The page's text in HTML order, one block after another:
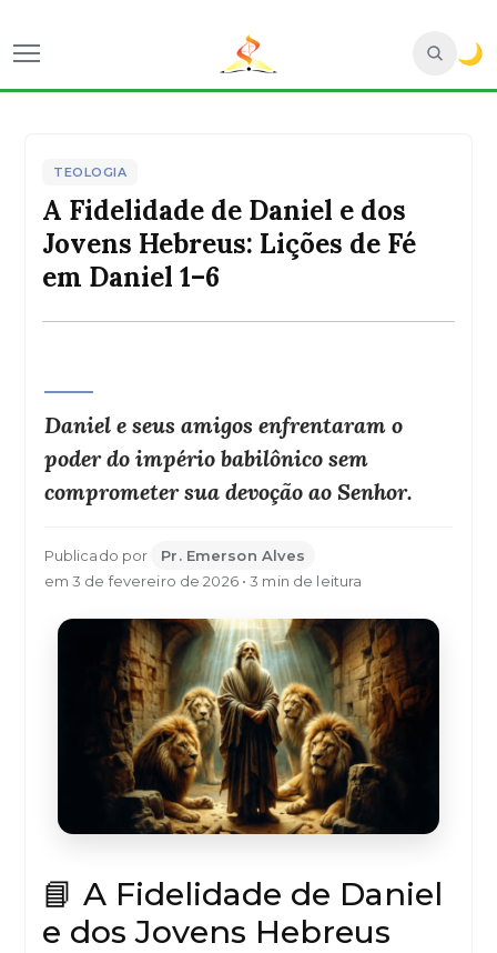
🌙
TEOLOGIA
A Fidelidade de Daniel e dos
Jovens Hebreus: Lições de Fé
em Daniel 1–6
Daniel e seus amigos enfrentaram o
poder do império babilônico sem
comprometer sua devoção ao Senhor.
Publicado por
Pr. Emerson Alves
em 3 de fevereiro de 2026 • 3 min de leitura
📘 A Fidelidade de Daniel
e dos Jovens Hebreus